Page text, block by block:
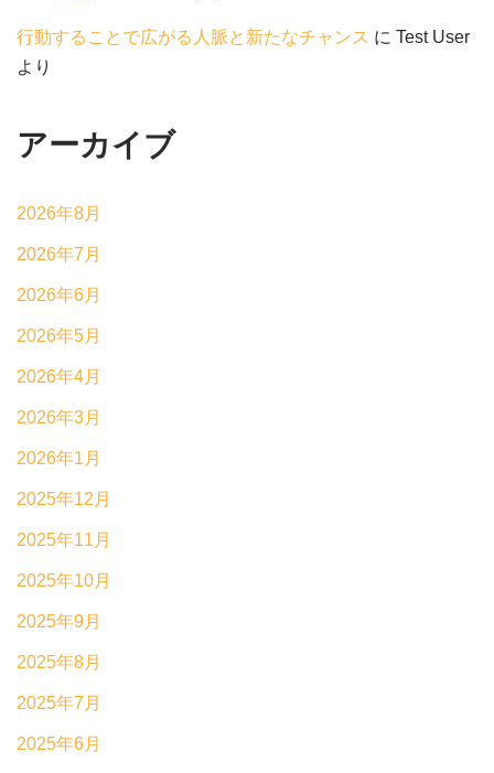
行動することで広がる人脈と新たなチャンス に Test User
より
アーカイブ
2026年8月
2026年7月
2026年6月
2026年5月
2026年4月
2026年3月
2026年1月
2025年12月
2025年11月
2025年10月
2025年9月
2025年8月
2025年7月
2025年6月